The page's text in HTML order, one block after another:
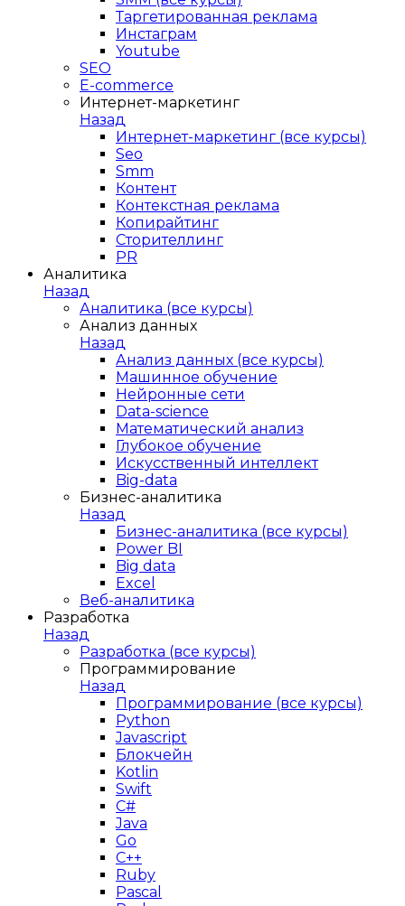
Таргетированная реклама
Инстаграм
Youtube
SEO
E-сommerce
Интернет-маркетинг
Назад
Интернет-маркетинг (все курсы)
Seo
Smm
Контент
Контекстная реклама
Копирайтинг
Сторителлинг
PR
Аналитика
Назад
Аналитика (все курсы)
Анализ данных
Назад
Анализ данных (все курсы)
Машинное обучение
Нейронные сети
Data-science
Математический анализ
Глубокое обучение
Искусственный интеллект
Big-data
Бизнес-аналитика
Назад
Бизнес-аналитика (все курсы)
Power BI
Big data
Excel
Веб-аналитика
Разработка
Назад
Разработка (все курсы)
Программирование
Назад
Программирование (все курсы)
Python
Javascript
Блокчейн
Kotlin
Swift
C#
Java
Go
C++
Ruby
Pascal